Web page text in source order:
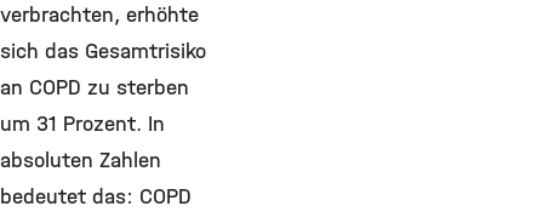
verbrachten, erhöhte
sich das Gesamtrisiko
an COPD zu sterben
um 31 Prozent. In
absoluten Zahlen
bedeutet das: COPD